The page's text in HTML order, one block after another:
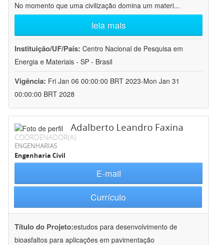
No momento que uma civilização domina um materi...
leia mais
Instituição/UF/País: Centro Nacional de Pesquisa em
Energia e Materiais - SP - Brasil
Vigência: Fri Jan 06 00:00:00 BRT 2023-Mon Jan 31
00:00:00 BRT 2028
Adalberto Leandro Faxina
COORDENADOR(A)
ENGENHARIAS
Engenharia Civil
E-mail
Currículo
Título do Projeto:estudos para desenvolvimento de
bioasfaltos para aplicações em pavimentação